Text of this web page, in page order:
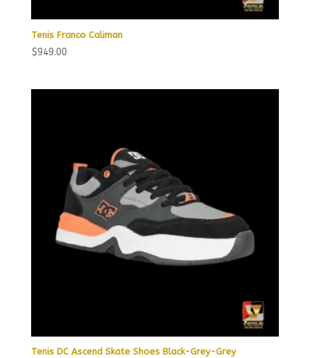
Tenis Franco Caliman
$949.00
Tenis DC Ascend Skate Shoes Black-Grey-Grey